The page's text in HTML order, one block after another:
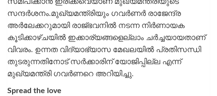
സന്ദര്‍ശനം.മുഖ്യമന്ത്രിയും ഗവര്‍ണര്‍ രാജേന്ദ്ര
അര്‍ലേക്കറുമായി രാജ്ഭവനില്‍ നടന്ന നിര്‍ണായക
കൂടിക്കാഴ്ചയില്‍ ഇക്കാര്യങ്ങളെല്ലാം ചര്‍ച്ചയായതാണ്
വിവരം. ഉന്നത വിദ്യാഭ്യാസ മേഖലയില്‍ പ്രതിസന്ധി
തുടരുന്നതിനോട് സര്‍ക്കാരിന് യോജിപ്പില്ല എന്ന്
മുഖ്യമന്ത്രി ഗവര്‍ണറെ അറിയിച്ചു.
Spread the love